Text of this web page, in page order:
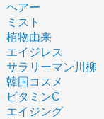
ヘアー
ミスト
植物由来
エイジレス
サラリーマン川柳
韓国コスメ
ビタミンC
エイジング